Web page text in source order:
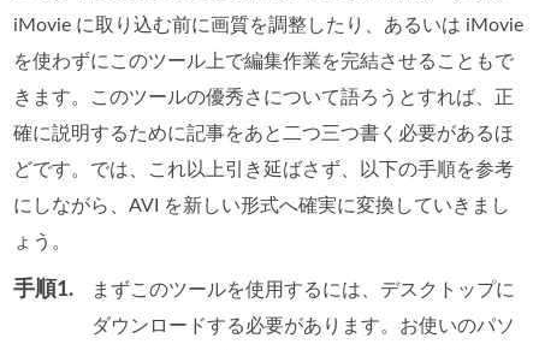
iMovie に取り込む前に画質を調整したり、あるいは iMovie
を使わずにこのツール上で編集作業を完結させることもで
きます。このツールの優秀さについて語ろうとすれば、正
確に説明するために記事をあと二つ三つ書く必要があるほ
どです。では、これ以上引き延ばさず、以下の手順を参考
にしながら、AVI を新しい形式へ確実に変換していきまし
ょう。
手順1.
まずこのツールを使用するには、デスクトップに
ダウンロードする必要があります。お使いのパソ